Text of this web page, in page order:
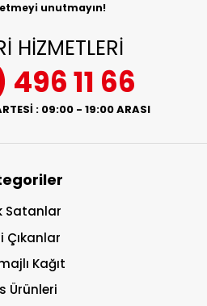
unutmayın!
HİZMETLERİ
11 66
: 09:00 - 19:00 ARASI
Satanlar
Çıkanlar
Kağıt
Ürünleri